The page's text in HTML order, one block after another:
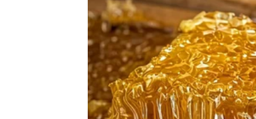
zatvorena.